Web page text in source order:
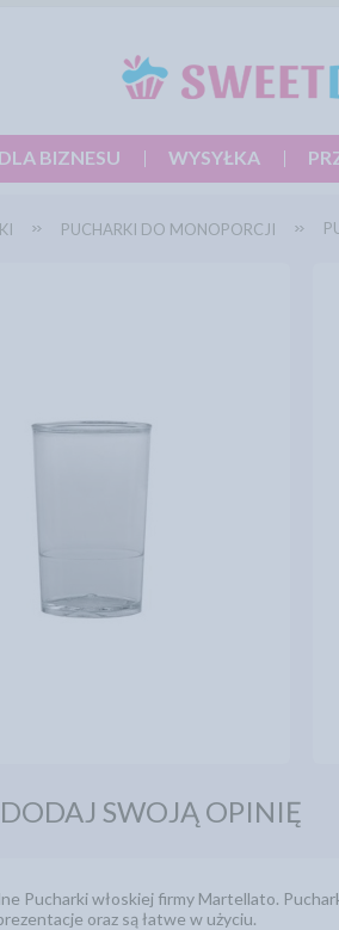
DLA BIZNESU WYSYŁKA
PUCHARKI DO MONOPORCJI
DODAJ SWOJĄ OPINIĘ
Pucharki włoskiej firmy Martellato.
oraz są łatwe w użyciu.